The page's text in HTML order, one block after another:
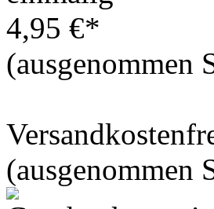
4,95 €*
(ausgenommen
(ausgenommen